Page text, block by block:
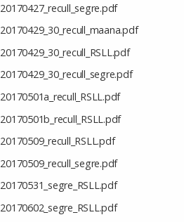
20170427_recull_segre.pdf
20170429_30_recull_maana.pdf
20170429_30_recull_RSLL.pdf
20170429_30_recull_segre.pdf
20170501a_recull_RSLL.pdf
20170501b_recull_RSLL.pdf
20170509_recull_RSLL.pdf
20170509_recull_segre.pdf
20170531_segre_RSLL.pdf
20170602_segre_RSLL.pdf